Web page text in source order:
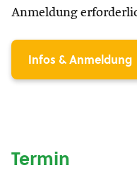
Anmeldung
Infos & Anmeldung
Termin